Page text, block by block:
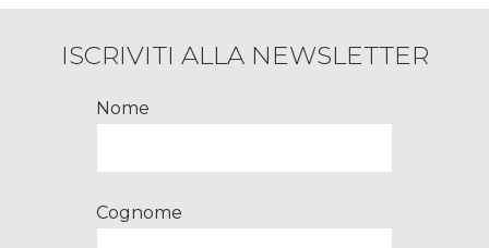
ISCRIVITI ALLA NEWSLETTER
Nome
Cognome